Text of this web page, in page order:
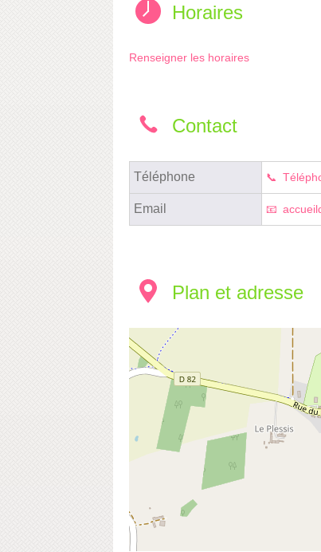
Horaires
Renseigner les horaires
Contact
Téléphone
Email
Plan et adresse